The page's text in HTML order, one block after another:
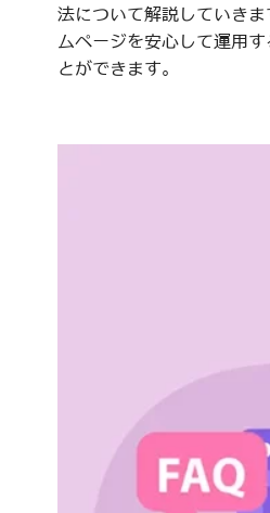
法について解説していき
ムページを安心して運用
とができます。